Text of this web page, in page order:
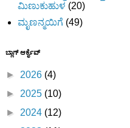
ಮಿಣುಕುಹುಳ (20)
ಮೃಣನ್ಮಯಿಗೆ (49)
ಬ್ಲಾಗ್ ಆರ್ಕೈವ್
► 2026 (4)
► 2025 (10)
► 2024 (12)